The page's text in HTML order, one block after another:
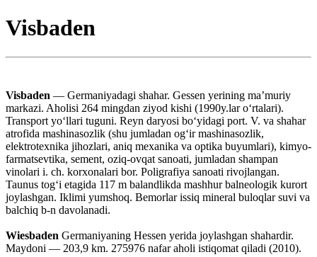
Visbaden
Visbaden — Germaniyadagi shahar. Gessen yerining maʼmuriy
markazi. Aholisi 264 mingdan ziyod kishi (1990y.lar oʻrtalari).
Transport yoʻllari tuguni. Reyn daryosi boʻyidagi port. V. va shahar
atrofida mashinasozlik (shu jumladan ogʻir mashinasozlik,
elektrotexnika jihozlari, aniq mexanika va optika buyumlari), kimyo-
farmatsevtika, sement, oziq-ovqat sanoati, jumladan shampan
vinolari i. ch. korxonalari bor. Poligrafiya sanoati rivojlangan.
Taunus togʻi etagida 117 m balandlikda mashhur balneologik kurort
joylashgan. Iklimi yumshoq. Bemorlar issiq mineral buloqlar suvi va
balchiq b-n davolanadi.
Wiesbaden Germaniyaning Hessen yerida joylashgan shahardir.
Maydoni — 203,9 km. 275976 nafar aholi istiqomat qiladi (2010).